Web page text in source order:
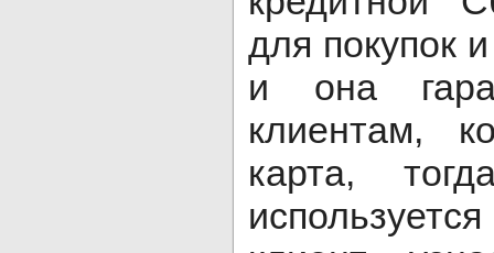
для покупок
и она
клиентам,
карта,